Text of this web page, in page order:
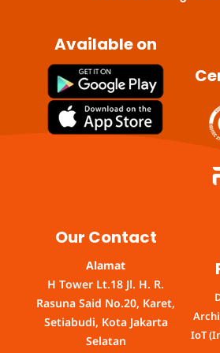
Available on
Our Contact
Alamat
H Tower Lt.18 Jl. H. R.
Rasuna Said No.20, Karet,
Setiabudi, Kota Jakarta
Selatan
IoT